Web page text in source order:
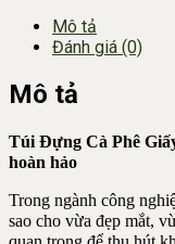
Mô tả
Đánh giá (0)
Mô tả
Túi Đựng Cà Phê
hoàn hảo
Trong ngành công
sao cho vừa đẹp mắt,